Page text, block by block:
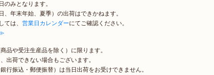
のみとなります。
、年末年始、夏季）の出荷はできかねます。
ては、 営業日カレンダーにてご確認ください。
品や受注生産品を除く）に限ります。
出荷できない場合もございます。
行振込・郵便振替）は当日出荷をお受けできません。